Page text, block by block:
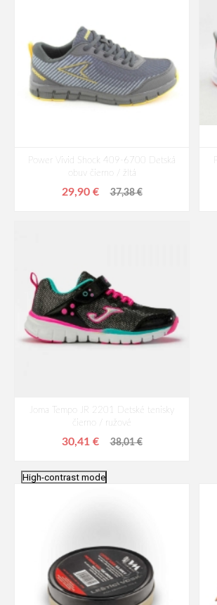
Power Vivid Shock 409-6700 Detská
obuv čierno / žltá
29,90 € 37,38 €
Joma Tempo JR 2201 Detské tenisky
čierno / ružové
30,41 € 38,01 €
High-contrast mode